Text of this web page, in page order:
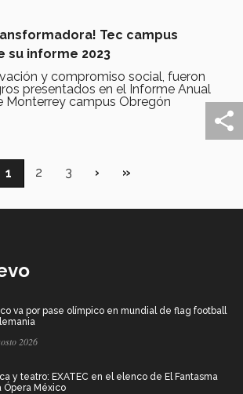
Tec campus
su informe 2023
y compromiso social, fueron
presentados en el Informe Anual
Monterrey campus Obregón
Página
actual
1 Página
2 Página
3
Siguiente
›
Última
»
va por pase olímpico en mundial de flag football
2026
y teatro: EXATEC en el elenco de El Fantasma
Ópera México